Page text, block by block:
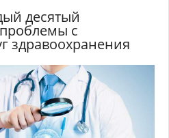
десятый
с
здравоохранения